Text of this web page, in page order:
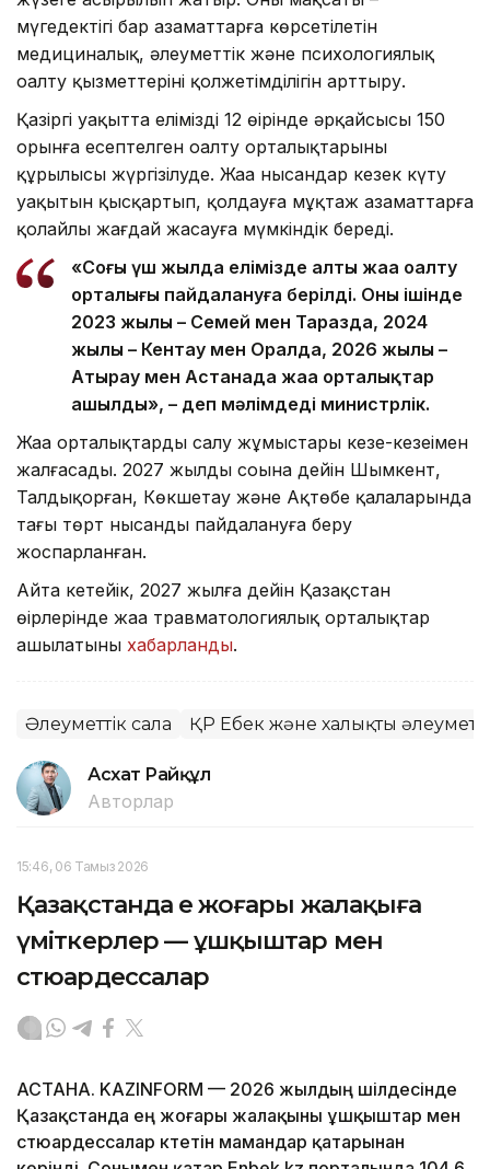
мүгедектігі бар азаматтарға көрсетілетін
медициналық, әлеуметтік және психологиялық
оңалту қызметтерінің қолжетімділігін арттыру.
Қазіргі уақытта еліміздің 12 өңірінде әрқайсысы 150
орынға есептелген оңалту орталықтарының
құрылысы жүргізілуде. Жаңа нысандар кезек күту
уақытын қысқартып, қолдауға мұқтаж азаматтарға
қолайлы жағдай жасауға мүмкіндік береді.
«Соңғы үш жылда елімізде алты жаңа оңалту
орталығы пайдалануға берілді. Оның ішінде
2023 жылы – Семей мен Таразда, 2024
жылы – Кентау мен Оралда, 2026 жылы –
Атырау мен Астанада жаңа орталықтар
ашылды», – деп мәлімдеді министрлік.
Жаңа орталықтарды салу жұмыстары кезең-кезеңімен
жалғасады. 2027 жылдың соңына дейін Шымкент,
Талдықорған, Көкшетау және Ақтөбе қалаларында
тағы төрт нысанды пайдалануға беру
жоспарланған.
Айта кетейік, 2027 жылға дейін Қазақстан
өңірлерінде жаңа травматологиялық орталықтар
ашылатыны хабарланды.
Әлеуметтік сала ҚР Еңбек және халықты
Асхат Райқұл
Авторлар
15:46, 06 Тамыз 2026
Қазақстанда ең жоғары жалақыға
үміткерлер — ұшқыштар мен
стюардессалар
АСТАНА. KAZINFORM — 2026 жылдың шілдесінде
Қазақстанда ең жоғары жалақыны ұшқыштар мен
стюардессалар күтетін мамандар қатарынан